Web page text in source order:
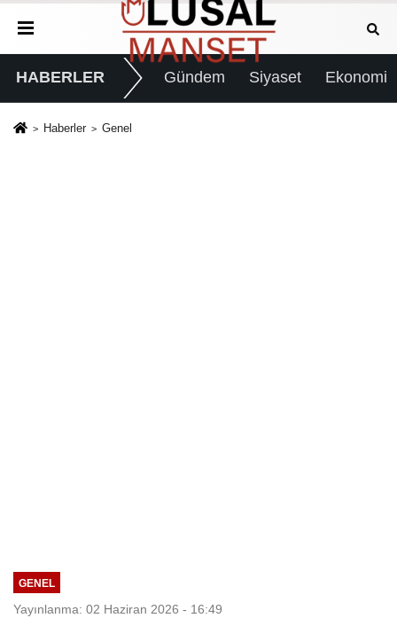
HABERLER Gündem Siyaset Ekonomi
Haberler Genel
GENEL
Yayınlanma: 02 Haziran 2026 - 16:49